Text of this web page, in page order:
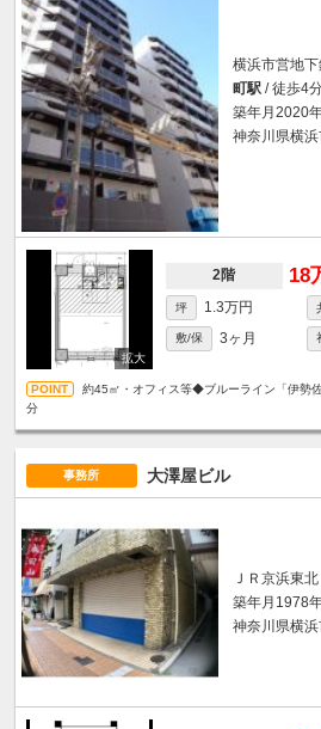
横浜市営地
町駅 / 徒歩4
築年月2020
神奈川県横
2階 18
坪 1.3万円
敷/保 3ヶ月
約45㎡・オフィス等◆ブルーライン「伊勢
分
事務所 大澤屋ビル
ＪＲ京浜東
築年月1978
神奈川県横